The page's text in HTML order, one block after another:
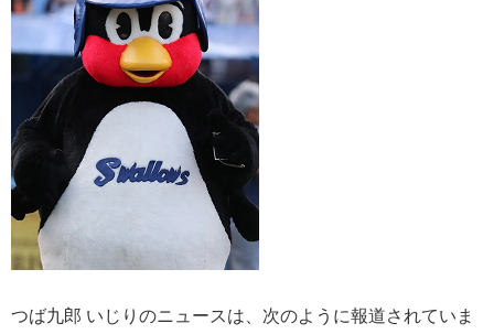
つば九郎 いじりのニュースは、次のように報道されていま